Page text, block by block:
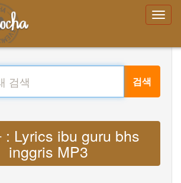
검색
: Lyrics ibu guru bhs
inggris MP3